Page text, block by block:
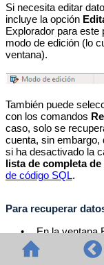
Si necesita editar
incluye la opción
Explorador para este
modo de edición (lo
ventana).
También puede
con los comandos
caso, solo se
cuenta, sin embargo,
si ha desactivado la
lista de completa
de código SQL.
Para recuperar
•
En la ventana
el objeto
Recuperar